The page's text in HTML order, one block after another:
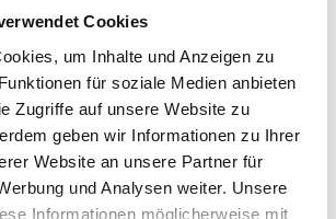
Cookies
um Inhalte und Anzeigen zu
für soziale Medien anbieten
Zugriffe auf unsere Website zu
geben wir Informationen zu Ihrer
Website an unsere Partner für
und Analysen weiter. Unsere
Informationen möglicherweise mit
von Tara-M:
für deinen
Stil
dass Mode weit mehr ist als nur
– sie ist der direkte Ausdruck deiner
Als dein verlässlicher Partner
und hochwertige Herrenmode ist es